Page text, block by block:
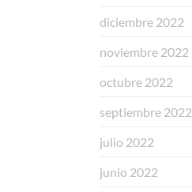
diciembre 2022
noviembre 2022
octubre 2022
septiembre 2022
julio 2022
junio 2022